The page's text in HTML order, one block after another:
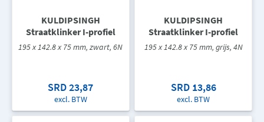
KULDIPSINGH
Straatklinker I-profiel
195 x 142.8 x 75 mm, zwart, 6N
SRD 23,87
excl. BTW
KULDIPSINGH
Straatklinker I-profiel
195 x 142.8 x 75 mm, grijs, 4N
SRD 13,86
excl. BTW